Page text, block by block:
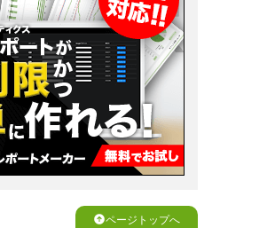
ページトップへ